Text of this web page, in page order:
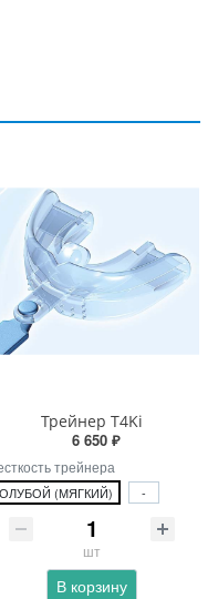
Трейнер T4Ki
6 650 ₽
трейнера
(МЯГКИЙ) -
шт
В корзину